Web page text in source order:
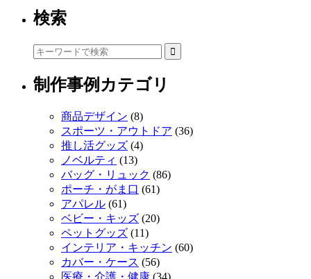
検索
制作事例カテゴリ
商品デザイン (8)
スポーツ・アウトドア (36)
推し活グッズ (4)
ノベルティ (13)
バッグ・リュック (86)
ポーチ・がま口 (61)
アパレル (61)
ベビー・キッズ (20)
ペットグッズ (11)
インテリア・キッチン (60)
カバー・ケース (56)
医療・介護・健康 (34)